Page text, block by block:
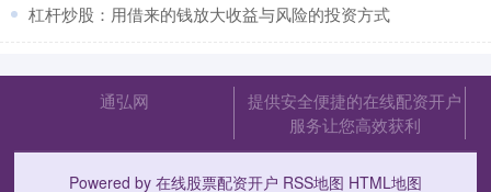
​杠杆炒股：用借来的钱放大收益与风险的投资方式
通弘网
提供安全便捷的在线配资开户
服务让您高效获利
Powered by 在线股票配资开户 RSS地图 HTML地图